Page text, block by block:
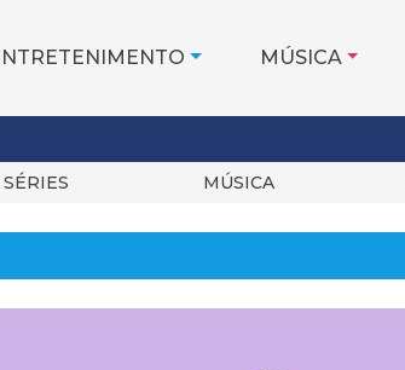
MÚSICA
SÉRIES MÚSICA